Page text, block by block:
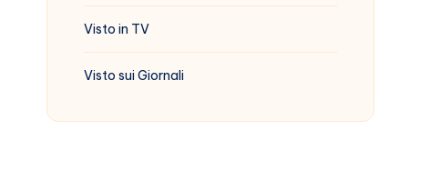
Visto in TV
Visto sui Giornali